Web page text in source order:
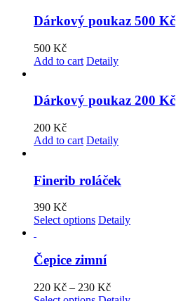
Dárkový poukaz 500 Kč
500 Kč
Add to cart Detaily
Dárkový poukaz 200 Kč
200 Kč
Add to cart Detaily
Finerib roláček
390 Kč
Select options Detaily
Čepice zimní
220 Kč – 230 Kč